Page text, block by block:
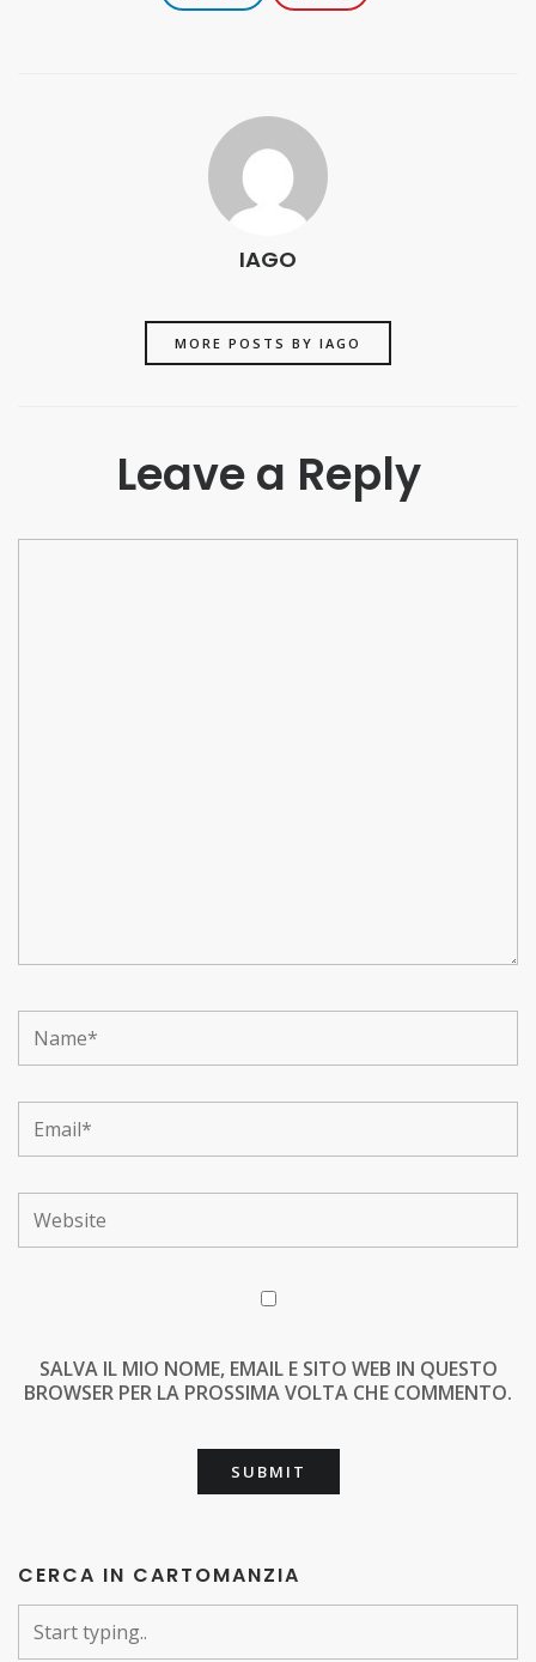
IAGO
MORE POSTS BY IAGO
Leave a Reply
SALVA IL MIO NOME, EMAIL E SITO WEB IN QUESTO
BROWSER PER LA PROSSIMA VOLTA CHE COMMENTO.
CERCA IN CARTOMANZIA